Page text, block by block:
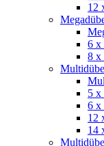
12
6 x
8 x
5 x
6 x
12
14